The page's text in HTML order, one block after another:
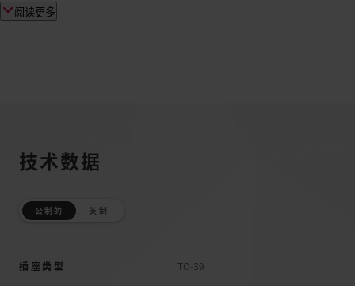
阅读更多
技术数据
公制的 英制
插座类型 TO-39